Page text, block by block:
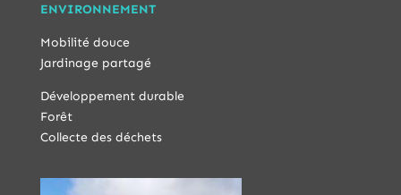
ENVIRONNEMENT
Mobilité douce
Jardinage partagé
Développement durable
Forêt
Collecte des déchets